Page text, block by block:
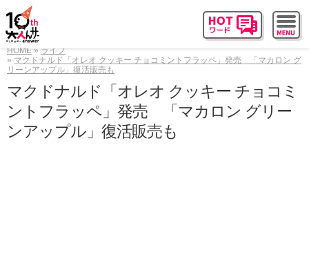
HOME
ライフ
マクドナルド「オレオ クッキー チョコミントフラッペ」発売 「マカロン グ
リーンアップル」復活販売も
マクドナルド「オレオ クッキー チョコミ
ントフラッペ」発売 「マカロン グリー
ンアップル」復活販売も